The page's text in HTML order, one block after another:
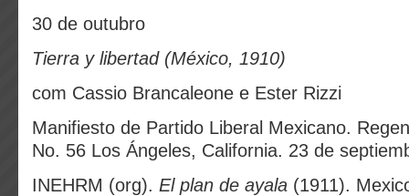
30 de outubro
Tierra y libertad (México, 1910)
com Cassio Brancaleone e Ester Rizzi
Manifiesto de Partido Liberal Mexicano.
No. 56 Los Ángeles, California. 23 de
INEHRM (org). El plan de ayala (1911).